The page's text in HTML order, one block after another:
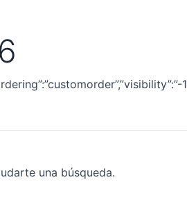
una búsqueda.